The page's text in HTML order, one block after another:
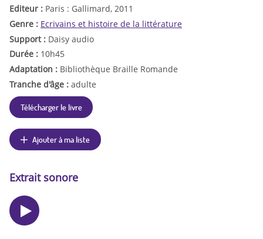
Editeur : Paris : Gallimard, 2011
Genre : Ecrivains et histoire de la littérature
Support : Daisy audio
Durée : 10h45
Adaptation : Bibliothèque Braille Romande
Tranche d'âge : adulte
Télécharger le livre
Ajouter à ma liste
Extrait sonore